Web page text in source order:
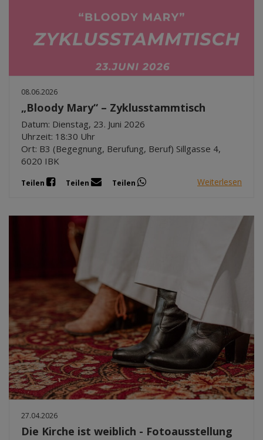
08.06.2026
„Bloody Mary“ – Zyklusstammtisch
Datum: Dienstag, 23. Juni 2026
Uhrzeit: 18:30 Uhr
Ort: B3 (Begegnung, Berufung, Beruf) Sillgasse 4,
6020 IBK
Teilen Teilen Teilen Weiterlesen
27.04.2026
Die Kirche ist weiblich - Fotoausstellung